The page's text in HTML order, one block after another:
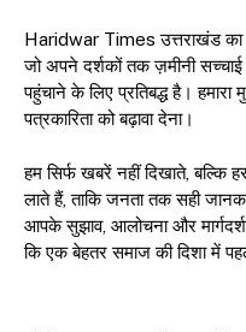
Haridwar Times उत्तराखंड का
जो अपने दर्शकों तक ज़मीनी
पहुंचाने के लिए प्रतिबद्ध है। हमारा
पत्रकारिता को बढ़ावा देना।
हम सिर्फ खबरें नहीं दिखाते, बल्कि
लाते हैं, ताकि जनता तक सही
आपके सुझाव, आलोचना और
कि एक बेहतर समाज की दिशा में